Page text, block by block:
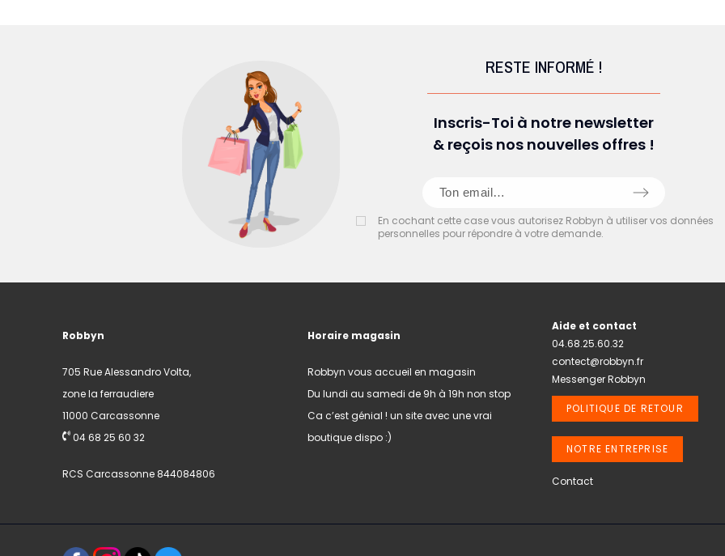
RESTE INFORMÉ !
Inscris-Toi à notre newsletter
& reçois nos nouvelles offres !
En cochant cette case vous autorisez Robbyn à utiliser vos données
personnelles pour répondre à votre demande.
Robbyn
705 Rue Alessandro Volta,
zone la ferraudiere
11000 Carcassonne
04 68 25 60 32
RCS Carcassonne 844084806
Horaire magasin
Robbyn vous accueil en magasin
Du lundi au samedi de 9h à 19h non stop
Ca c’est génial ! un site avec une vrai
boutique dispo :)
Aide et contact
04.68.25.60.32
contect@robbyn.fr
Messenger Robbyn
POLITIQUE DE RETOUR
NOTRE ENTREPRISE
Contact